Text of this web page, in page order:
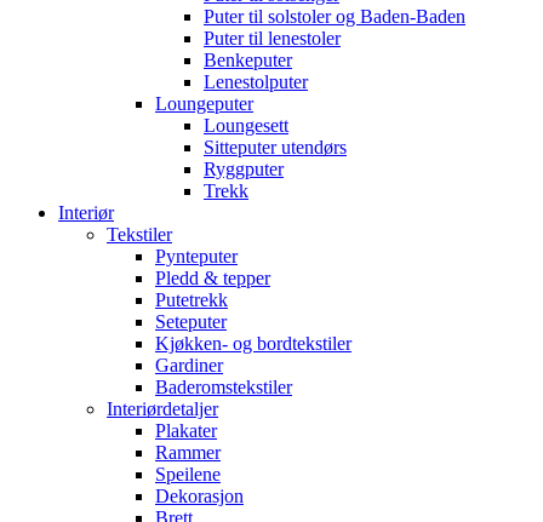
Puter til solstoler og Baden-Baden
Puter til lenestoler
Benkeputer
Lenestolputer
Loungeputer
Loungesett
Sitteputer utendørs
Ryggputer
Trekk
Interiør
Tekstiler
Pynteputer
Pledd & tepper
Putetrekk
Seteputer
Kjøkken- og bordtekstiler
Gardiner
Baderomstekstiler
Interiørdetaljer
Plakater
Rammer
Speilene
Dekorasjon